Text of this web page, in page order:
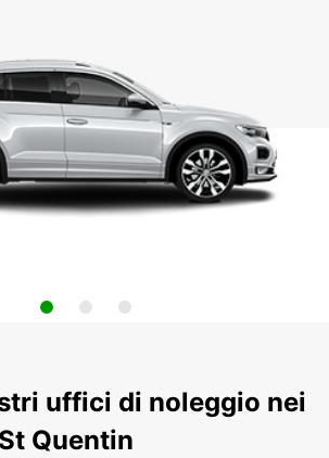
uffici di noleggio nei
Quentin